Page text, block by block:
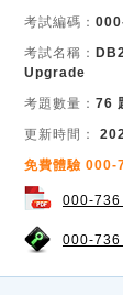
考試編碼：
考試名稱：
Upgrade
考題數量： 76
更新時間：
免費體驗 000-
000-736
000-736